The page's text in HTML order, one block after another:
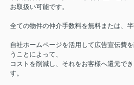
お取扱い可能です。
全ての物件の仲介手数料を無料または、半
自社ホームページを活用して広告宣伝費
うことによって、
コストを削減し、それをお客様へ還元で
す。